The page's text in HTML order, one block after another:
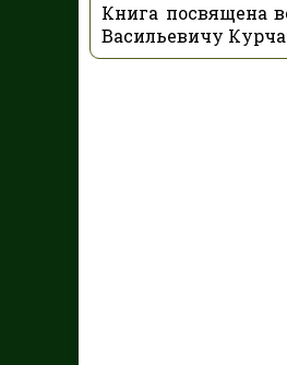
Книга посвящена
Васильевичу